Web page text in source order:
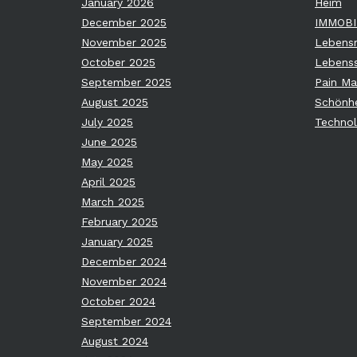
December 2025
November 2025
October 2025
September 2025
August 2025
July 2025
June 2025
May 2025
April 2025
March 2025
February 2025
January 2025
December 2024
November 2024
October 2024
September 2024
August 2024
Pain